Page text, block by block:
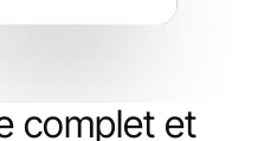
complet et